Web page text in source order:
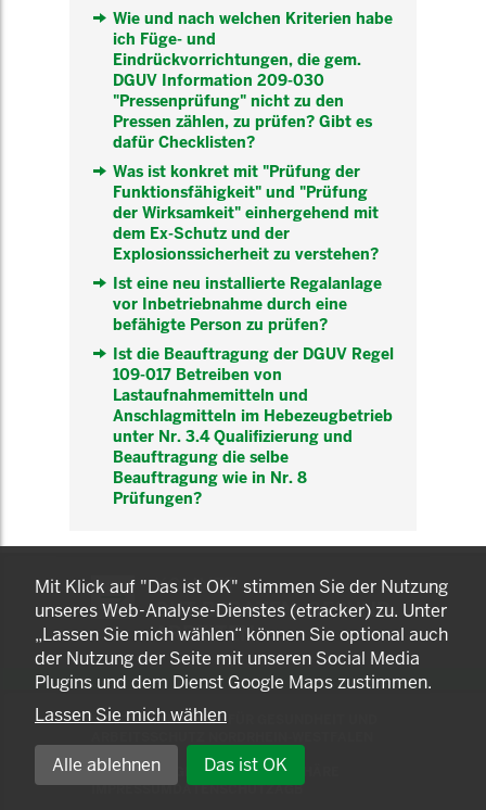
Wie und nach welchen Kriterien habe
ich Füge- und
Eindrückvorrichtungen, die gem.
DGUV Information 209-030
"Pressenprüfung" nicht zu den
Pressen zählen, zu prüfen? Gibt es
dafür Checklisten?
Was ist konkret mit "Prüfung der
Funktionsfähigkeit" und "Prüfung
der Wirksamkeit" einhergehend mit
dem Ex-Schutz und der
Explosionssicherheit zu verstehen?
Ist eine neu installierte Regalanlage
vor Inbetriebnahme durch eine
befähigte Person zu prüfen?
Ist die Beauftragung der DGUV Regel
109-017 Betreiben von
Lastaufnahmemitteln und
Anschlagmitteln im Hebezeugbetrieb
unter Nr. 3.4 Qualifizierung und
Beauftragung die selbe
Beauftragung wie in Nr. 8
Prüfungen?
KOMNET
GUT BERATEN. GESUND
ARBEITEN.
© 2025 LANDESAMT FÜR GESUNDHEIT UND
EINSTELLUNGEN ZUR PRIVATSPHÄRE
IMPRESSUMDATENSCHUTZAGB
Mit Klick auf "Das ist OK" stimmen Sie der Nutzung
unseres Web-Analyse-Dienstes (etracker) zu. Unter
„Lassen Sie mich wählen“ können Sie optional auch
der Nutzung der Seite mit unseren Social Media
Plugins und dem Dienst Google Maps zustimmen.
Lassen Sie mich wählen
Alle ablehnen Das ist OK